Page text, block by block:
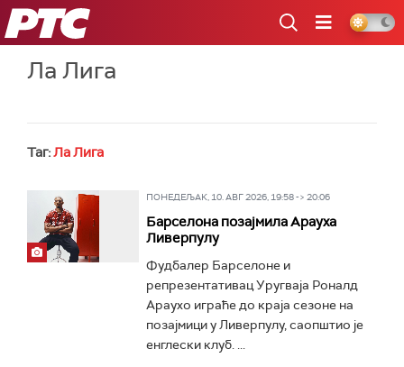
РТС
Ла Лига
Таг:Ла Лига
ПОНЕДЕЉАК, 10. АВГ 2026, 19:58 -> 20:06
Барселона позајмила Арауха
Ливерпулу
Фудбалер Барселоне и
репрезентативац Уругваја Роналд
Араухо играће до краја сезоне на
позајмици у Ливерпулу, саопштио је
енглески клуб. ...